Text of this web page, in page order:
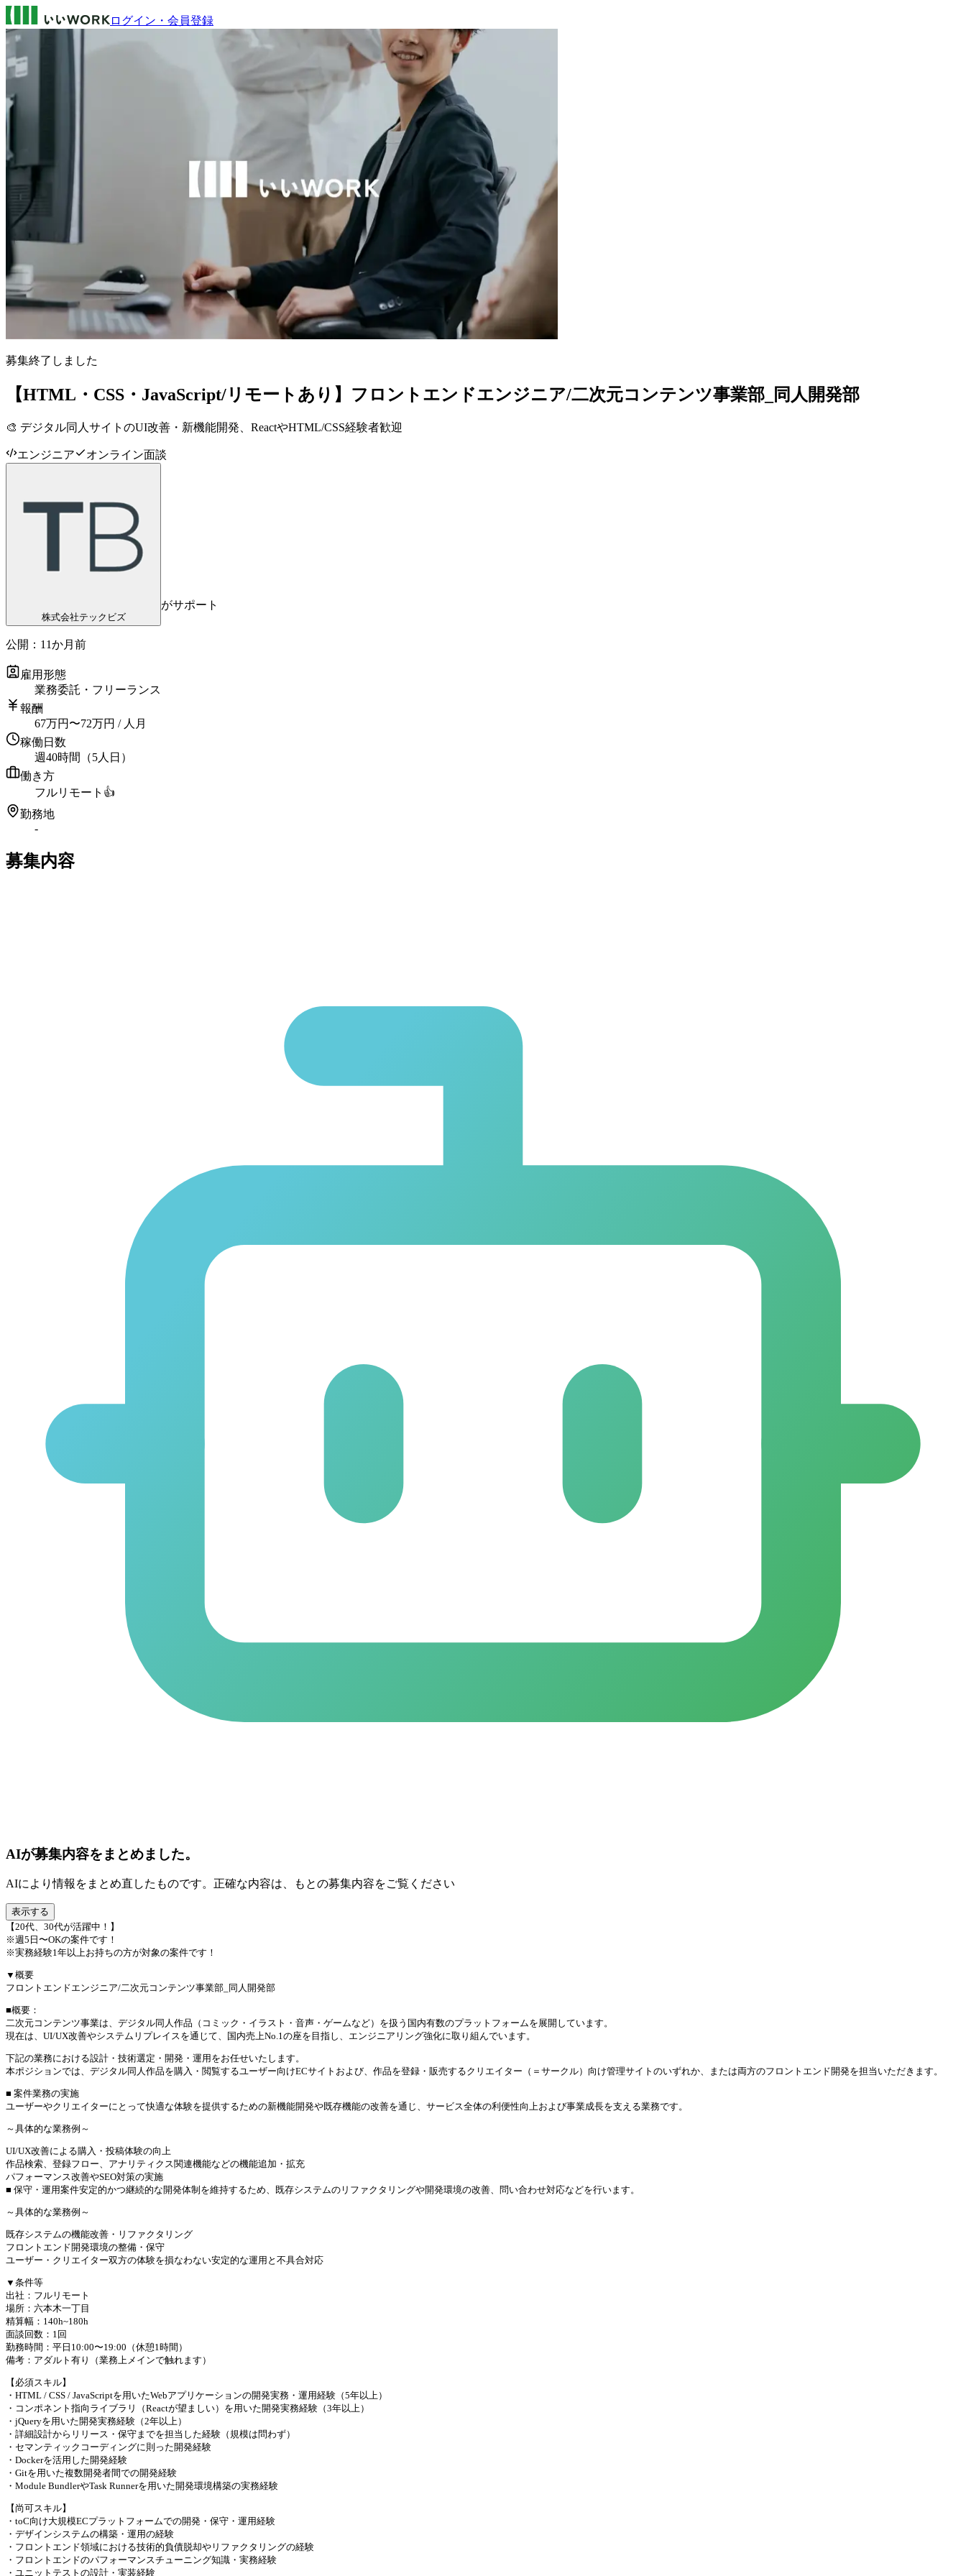
ログイン・会員登録
募集終了しました
【HTML・CSS・JavaScript/リモートあり】フロントエンドエンジニア/二次元コンテンツ事業部_同人開発部
🎨 デジタル同人サイトのUI改善・新機能開発、ReactやHTML/CSS経験者歓迎
エンジニア オンライン面談
株式会社テックビズ
がサポート
公開： 11か月前
雇用形態
業務委託・フリーランス
報酬
67万円 〜72万円 / 人月
稼働日数
週40時間（5人日）
働き方
フルリモート 👍
勤務地
-
募集内容
AIが募集内容をまとめました。
AIにより情報をまとめ直したものです。正確な内容は、もとの募集内容をご覧ください
表示する
【20代、30代が活躍中！】
※週5日〜OKの案件です！
※実務経験1年以上お持ちの方が対象の案件です！
▼概要
フロントエンドエンジニア/二次元コンテンツ事業部_同人開発部
■概要：
二次元コンテンツ事業は、デジタル同人作品（コミック・イラスト・音声・ゲームなど）を扱う国内有数のプラットフォームを展開しています。
現在は、UI/UX改善やシステムリプレイスを通じて、国内売上No.1の座を目指し、エンジニアリング強化に取り組んでいます。
下記の業務における設計・技術選定・開発・運用をお任せいたします。
本ポジションでは、デジタル同人作品を購入・閲覧するユーザー向けECサイトおよび、作品を登録・販売するクリエイター（＝サークル）向け管理サイトのいずれか、または両方のフロントエンド開発を担当いただきます。
■ 案件業務の実施
ユーザーやクリエイターにとって快適な体験を提供するための新機能開発や既存機能の改善を通じ、サービス全体の利便性向上および事業成長を支える業務です。
～具体的な業務例～
UI/UX改善による購入・投稿体験の向上
作品検索、登録フロー、アナリティクス関連機能などの機能追加・拡充
パフォーマンス改善やSEO対策の実施
■ 保守・運用案件安定的かつ継続的な開発体制を維持するため、既存システムのリファクタリングや開発環境の改善、問い合わせ対応などを行います。
～具体的な業務例～
既存システムの機能改善・リファクタリング
フロントエンド開発環境の整備・保守
ユーザー・クリエイター双方の体験を損なわない安定的な運用と不具合対応
▼条件等
出社：フルリモート
場所：六本木一丁目
精算幅：140h~180h
面談回数：1回
勤務時間：平日10:00〜19:00（休憩1時間）
備考：アダルト有り（業務上メインで触れます）
【必須スキル】
・HTML / CSS / JavaScriptを用いたWebアプリケーションの開発実務・運用経験（5年以上）
・コンポネント指向ライブラリ（Reactが望ましい）を用いた開発実務経験（3年以上）
・jQueryを用いた開発実務経験（2年以上）
・詳細設計からリリース・保守までを担当した経験（規模は問わず）
・セマンティックコーディングに則った開発経験
・Dockerを活用した開発経験
・Gitを用いた複数開発者間での開発経験
・Module BundlerやTask Runnerを用いた開発環境構築の実務経験
【尚可スキル】
・toC向け大規模ECプラットフォームでの開発・保守・運用経験
・デザインシステムの構築・運用の経験
・フロントエンド領域における技術的負債脱却やリファクタリングの経験
・フロントエンドのパフォーマンスチューニング知識・実務経験
・ユニットテストの設計・実装経験